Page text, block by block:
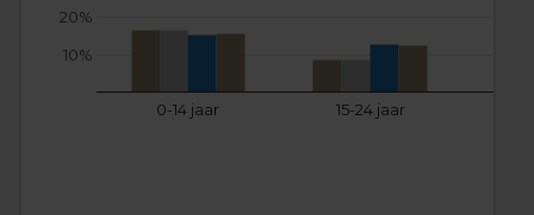
0-14 jaar 15-24 jaar
10%
20%